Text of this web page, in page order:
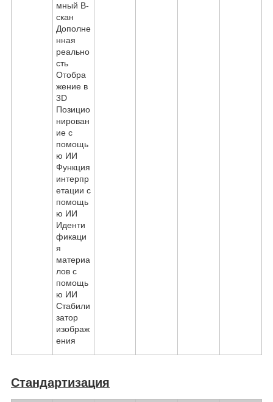
мный B-
скан
Дополне
нная
реально
сть
Отобра
жение в
3D
Позицио
нирован
ие с
помощь
ю ИИ
Функция
интерпр
етации с
помощь
ю ИИ
Иденти
фикаци
я
материа
лов с
помощь
ю ИИ
Стабили
затор
изображ
ения
Стандартизация